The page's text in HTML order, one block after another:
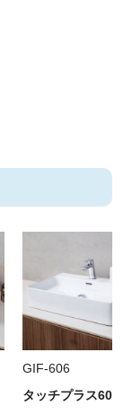
GIF-606
タッチプラス600